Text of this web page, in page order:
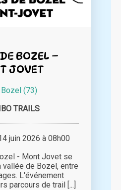
BOZEL –
JOVET
Bozel (73)
TRAILS
juin 2026 à 08h00
- Mont Jovet se
vallée de Bozel, entre
L'événement
parcours de trail [...]